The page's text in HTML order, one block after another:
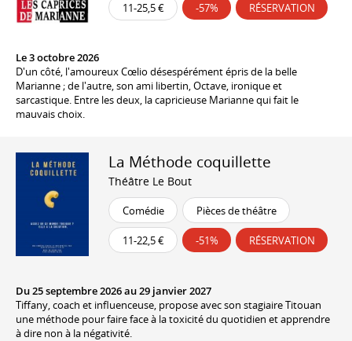
11-25,5 € -57% RÉSERVATION
Le 3 octobre 2026
D'un côté, l'amoureux Cœlio désespérément épris de la belle
Marianne ; de l'autre, son ami libertin, Octave, ironique et
sarcastique. Entre les deux, la capricieuse Marianne qui fait le
mauvais choix.
La Méthode coquillette
Théâtre Le Bout
Comédie Pièces de théâtre
11-22,5 € -51% RÉSERVATION
Du 25 septembre 2026 au 29 janvier 2027
Tiffany, coach et influenceuse, propose avec son stagiaire Titouan
une méthode pour faire face à la toxicité du quotidien et apprendre
à dire non à la négativité.